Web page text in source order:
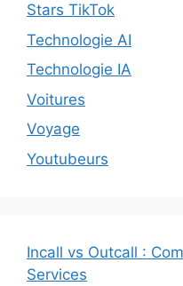
Stars TikTok
Technologie AI
Technologie IA
Voitures
Voyage
Youtubeurs
Incall vs Outcall :
Services